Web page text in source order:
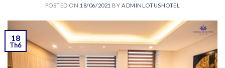
POSTED ON 18/06/2021 BY ADMINLOTUSHOTEL
18
Th6